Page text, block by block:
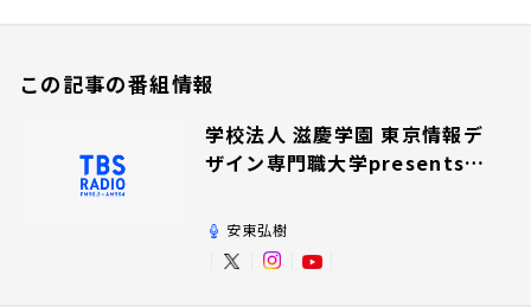
この記事の番組情報
学校法人 滋慶学園 東京情報デ
ザイン専門職大学presents夢
安東弘樹